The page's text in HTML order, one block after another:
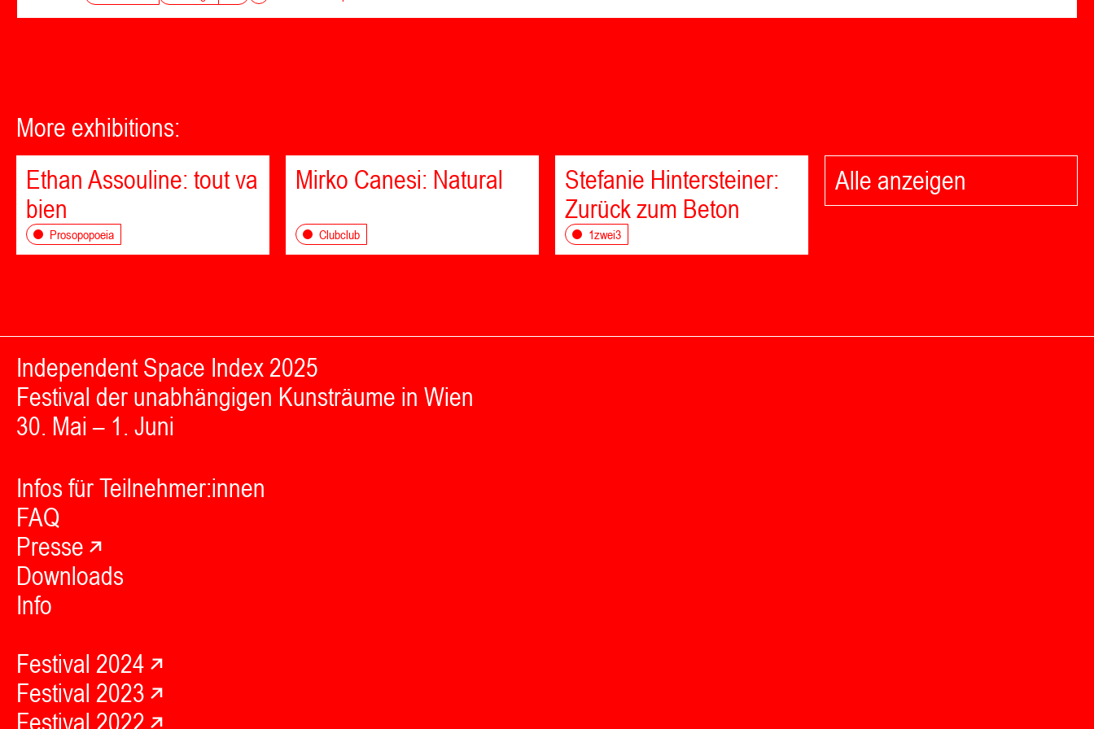
More exhibitions:
Ethan Assouline: tout va
bien
Prosopopoeia
Mirko Canesi: Natural
Clubclub
Stefanie Hintersteiner:
Zurück zum Beton
1zwei3
Alle anzeigen
Independent Space Index 2025
Festival der unabhängigen Kunsträume in Wien
30. Mai – 1. Juni
Infos für Teilnehmer:innen
FAQ
Presse
Downloads
Info
Festival 2024
Festival 2023
Festival 2022